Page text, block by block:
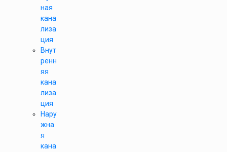
ная
кана
лиза
ция
Внут
ренн
яя
кана
лиза
ция
Нару
жна
я
кана